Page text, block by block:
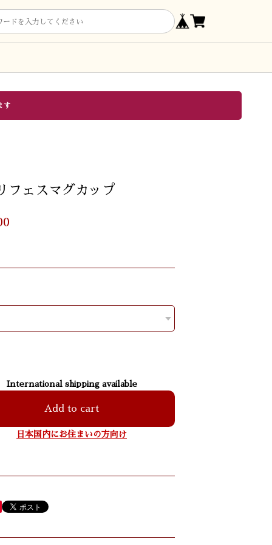
す
フェスマグカップ
International shipping available
Add to cart
日本国内にお住まいの方向け